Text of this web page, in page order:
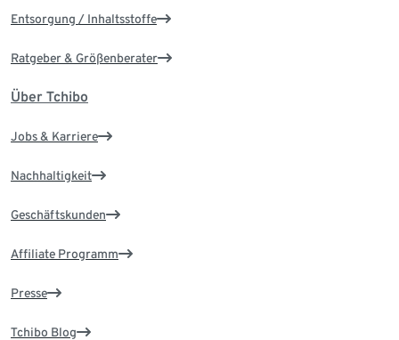
Entsorgung / Inhaltsstoffe
Ratgeber & Größenberater
Über Tchibo
Jobs & Karriere
Nachhaltigkeit
Geschäftskunden
Affiliate Programm
Presse
Tchibo Blog